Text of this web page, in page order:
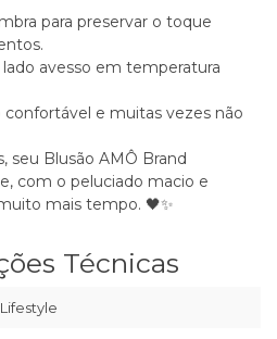
para preservar o toque
avesso em temperatura
e muitas vezes não
seu Blusão AMÔ Brand
com o peluciado macio e
mais tempo. 🖤✨
Técnicas
Lifestyle